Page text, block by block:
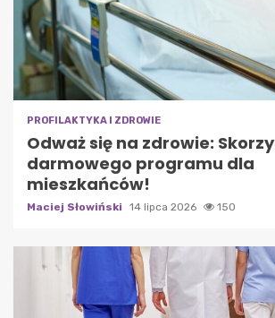
PROFILAKTYKA I ZDROWIE
Odważ się na zdrowie:
darmowego programu dla
mieszkańców!
Maciej Słowiński 14 lipca 2026 150